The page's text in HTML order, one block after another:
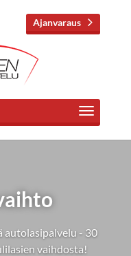
Ajanvaraus
autolasipalvelu - 30
vaihdosta!